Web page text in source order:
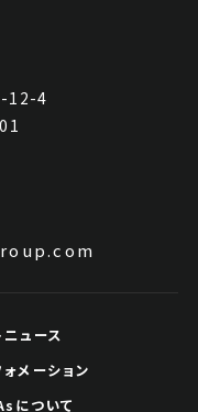
12-4
ュース
メーション
について